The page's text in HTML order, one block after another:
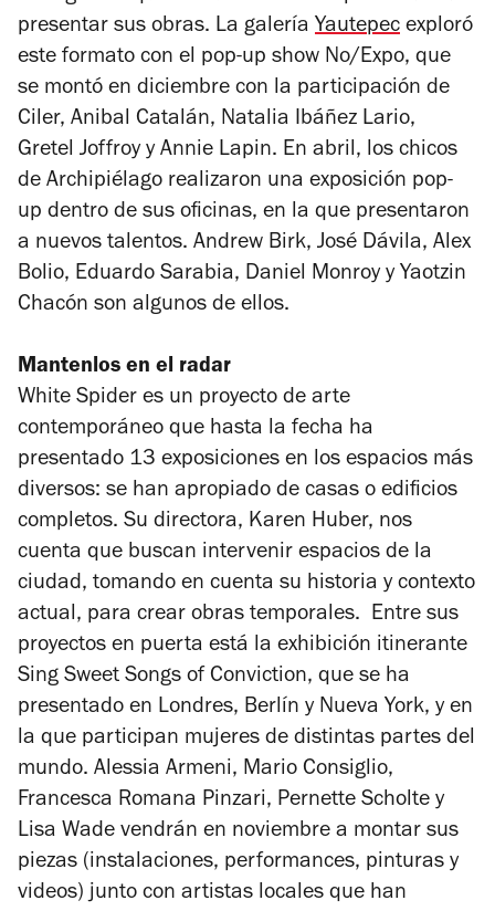
presentar sus obras. La galería Yautepec exploró
este formato con el pop-up show No/Expo, que
se montó en diciembre con la participación de
Ciler, Anibal Catalán, Natalia Ibáñez Lario,
Gretel Joffroy y Annie Lapin. En abril, los chicos
de Archipiélago realizaron una exposición pop-
up dentro de sus oficinas, en la que presentaron
a nuevos talentos. Andrew Birk, José Dávila, Alex
Bolio, Eduardo Sarabia, Daniel Monroy y Yaotzin
Chacón son algunos de ellos.
Mantenlos en el radar
White Spider es un proyecto de arte
contemporáneo que hasta la fecha ha
presentado 13 exposiciones en los espacios más
diversos: se han apropiado de casas o edificios
completos. Su directora, Karen Huber, nos
cuenta que buscan intervenir espacios de la
ciudad, tomando en cuenta su historia y contexto
actual, para crear obras temporales. Entre sus
proyectos en puerta está la exhibición itinerante
Sing Sweet Songs of Conviction, que se ha
presentado en Londres, Berlín y Nueva York, y en
la que participan mujeres de distintas partes del
mundo. Alessia Armeni, Mario Consiglio,
Francesca Romana Pinzari, Pernette Scholte y
Lisa Wade vendrán en noviembre a montar sus
piezas (instalaciones, performances, pinturas y
videos) junto con artistas locales que han